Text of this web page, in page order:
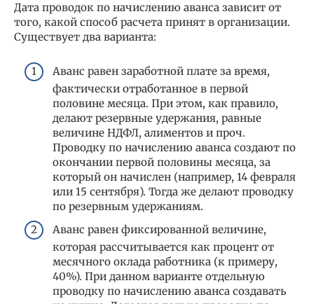
Дата проводок по начислению аванса зависит от
того, какой способ расчета принят в организации.
Существует два варианта:
Аванс равен заработной плате за время,
фактически отработанное в первой
половине месяца. При этом, как правило,
делают резервные удержания, равные
величине НДФЛ, алиментов и проч.
Проводку по начислению аванса создают по
окончании первой половины месяца, за
который он начислен (например, 14 февраля
или 15 сентября). Тогда же делают проводку
по резервным удержаниям.
Аванс равен фиксированной величине,
которая рассчитывается как процент от
месячного оклада работника (к примеру,
40%). При данном варианте отдельную
проводку по начислению аванса создавать